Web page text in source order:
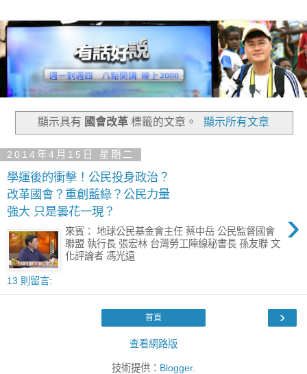
顯示具有 國會改革標籤的文章。 顯示所有文章
2014年4月15日 星期二
學運後的衝擊！公民投身政治？
改革國會？重創藍綠？公民力量
強大 只是曇花一現？
›
來賓： 地球公民基金會主任 蔡中岳 公民監督國會
聯盟 執行長 張宏林 台灣勞工陣線秘書長 孫友聯 文
化評論者 馮光遠
13 則留言:
›
首頁
查看網路版
技術提供： Blogger.